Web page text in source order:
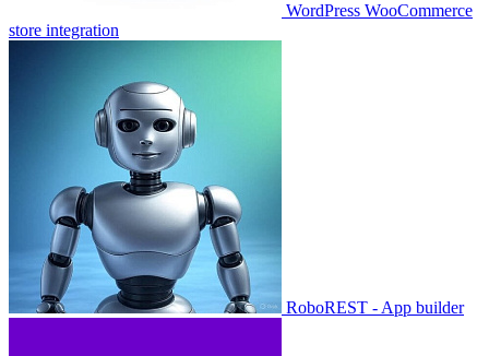
WordPress WooCommerce
store integration
RoboREST - App builder